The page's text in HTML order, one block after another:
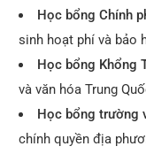
Học bổng Chính
sinh hoạt phí và bảo
Học bổng Khổng
và văn hóa Trung
Học bổng trường
chính quyền địa